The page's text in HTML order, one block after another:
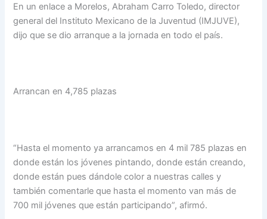
En un enlace a Morelos, Abraham Carro Toledo, director
general del Instituto Mexicano de la Juventud (IMJUVE),
dijo que se dio arranque a la jornada en todo el país.
Arrancan en 4,785 plazas
“Hasta el momento ya arrancamos en 4 mil 785 plazas en
donde están los jóvenes pintando, donde están creando,
donde están pues dándole color a nuestras calles y
también comentarle que hasta el momento van más de
700 mil jóvenes que están participando”, afirmó.